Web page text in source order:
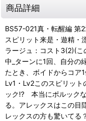
商品詳細
BS57-021真・転醒編 第2
スピリット来是・遊精・
ラージュ：コスト3(2)(こ
中_ターンに1回、自分の
たとき、ボイドからコア
Lv1・Lv2このスピリッ
ック!? 本当にポルック
る。アレックスはこの
レックスの方も驚いて